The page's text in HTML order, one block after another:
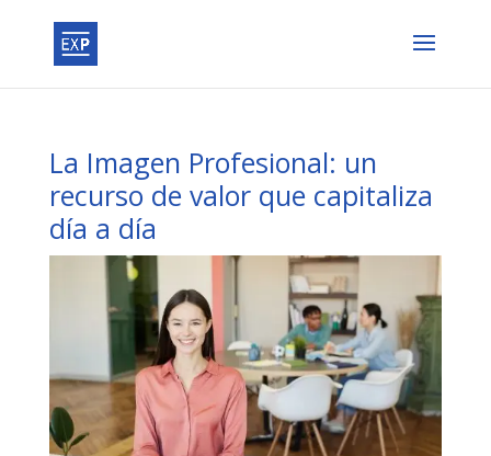
La Imagen Profesional: un
recurso de valor que capitaliza
día a día